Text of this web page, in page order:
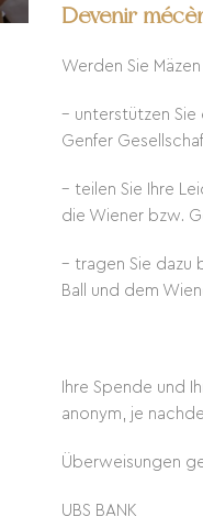
Devenir
Werden Sie
– unterstützen
Genfer
– teilen Sie Ihre
die Wiener bzw.
– tragen Sie dazu
Ball und dem
Ihre Spende und
anonym, je
Überweisungen
UBS BANK